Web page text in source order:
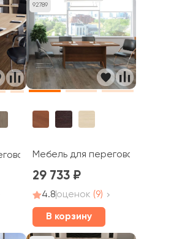
Ялта / Yalta
92789
Мебель для переговорных
29 733
4.8оценок (9)
В корзину